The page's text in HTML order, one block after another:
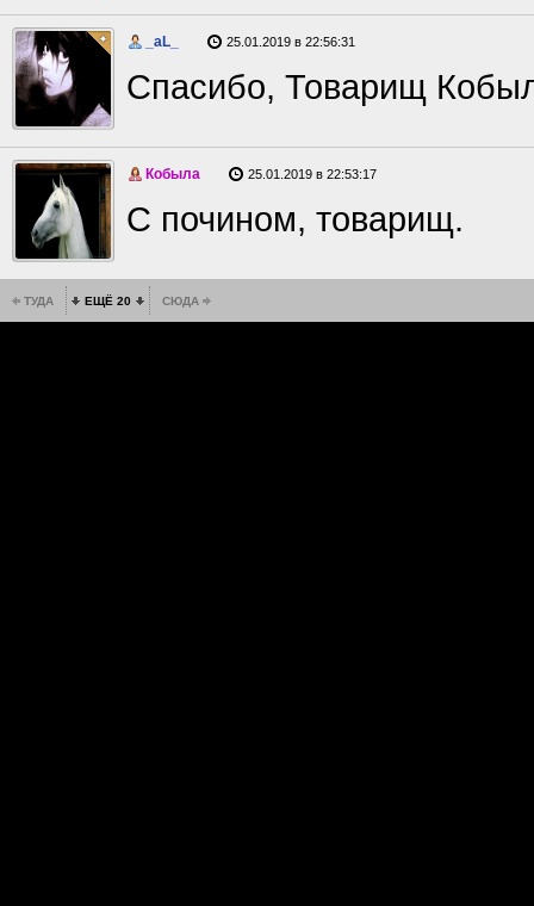
_aL_ 25.01.2019 в 22:56:31
Спасибо, Товарищ
Кобыла 25.01.2019 в 22:53:17
С почином, товарищ.
ТУДА ЕЩЁ 20 СЮДА